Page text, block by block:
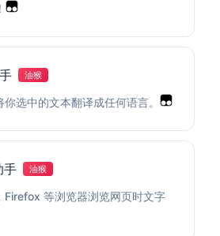
油猴
选中的文本翻译成任何语言。
手 油猴
Firefox 等浏览器浏览网页时文字